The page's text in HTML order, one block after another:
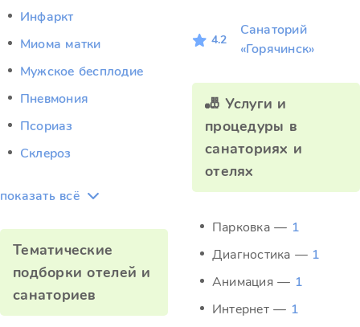
Инфаркт
Миома матки
Мужское бесплодие
Пневмония
Псориаз
Склероз
показать всё
Тематические
подборки отелей и
санаториев
4.2
Санаторий
«Горячинск»
🎳 Услуги и
процедуры в
санаториях и
отелях
Парковка — 1
Диагностика — 1
Анимация — 1
Интернет — 1